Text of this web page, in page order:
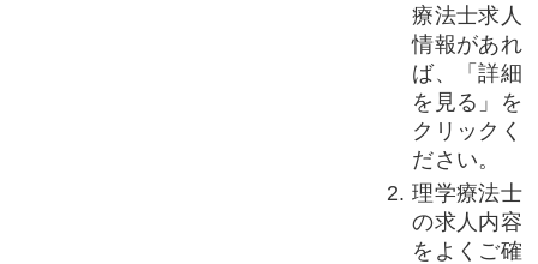
療法士求人
情報があれ
ば、「詳細
を見る」を
クリックく
ださい。
理学療法士
の求人内容
をよくご確